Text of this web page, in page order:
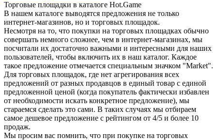
Торговые площадки в каталоге Hot.Game
В нашем каталоге выводятся предложения не только
интернет-магазинов, но и торговых площадок.
Несмотря на то, что покупки на торговых площадках обычно
совершать немного сложнее, чем в интернет-магазинах, мы
посчитали их достаточно важными и интересными для наших
пользователей, чтобы включить их в наш каталог. Каждое
такое предложение отмечается специальным значком "Market".
Для торговых площадок, где нет агрегирования всех
предложений от разных продавцов в единый товар с единой
предложенной ценой (когда покупатель фактически избавлен
от необходимости искать конкретное предложение), мы
стараемся сделать это сами. В таких случаях мы отбираем
самое дешевое предложение с рейтингом от 4/5 и более 10
продаж.
Мы просим вас помнить, что при покупке на торговых